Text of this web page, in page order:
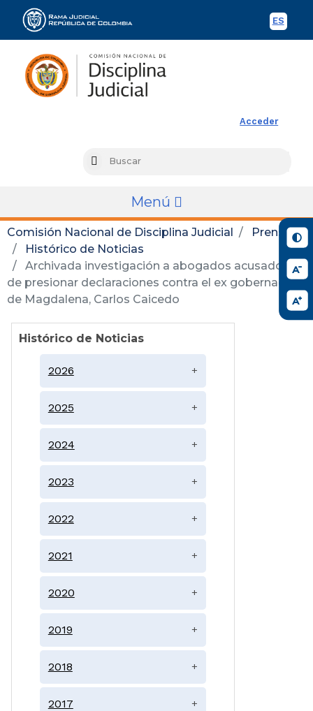
ES
Acceder
Menú
Comisión Nacional de Disciplina Judicial
Prensa
Histórico de Noticias
Archivada investigación a abogados acusados
de presionar declaraciones contra el ex gobernador
de Magdalena, Carlos Caicedo
Histórico de Noticias
2026 +
2025 +
2024 +
2023 +
2022 +
2021 +
2020 +
2019 +
2018 +
2017 +